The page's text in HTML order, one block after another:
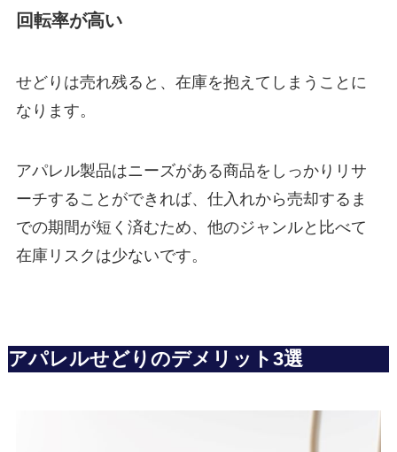
回転率が高い
せどりは売れ残ると、在庫を抱えてしまうことに
なります。
アパレル製品はニーズがある商品をしっかりリサ
ーチすることができれば、仕入れから売却するま
での期間が短く済むため、他のジャンルと比べて
在庫リスクは少ないです。
アパレルせどりのデメリット3選